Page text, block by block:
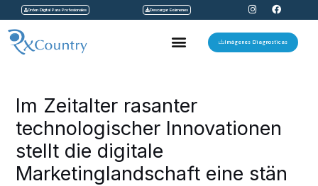
contenido
Orden Digital Para Profesionales Descargar Exámenes
I
n
s
t
a
F
a
c
e
b
Menu Imágenes Diagnosticas
Im Zeitalter rasanter
technologischer Innovationen
stellt die digitale
Marketinglandschaft eine stän
entradas